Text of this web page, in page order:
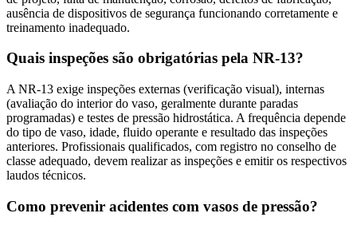
ausência de dispositivos de segurança funcionando corretamente e
treinamento inadequado.
Quais inspeções são obrigatórias pela NR-13?
A NR-13 exige inspeções externas (verificação visual), internas
(avaliação do interior do vaso, geralmente durante paradas
programadas) e testes de pressão hidrostática. A frequência depende
do tipo de vaso, idade, fluido operante e resultado das inspeções
anteriores. Profissionais qualificados, com registro no conselho de
classe adequado, devem realizar as inspeções e emitir os respectivos
laudos técnicos.
Como prevenir acidentes com vasos de pressão?